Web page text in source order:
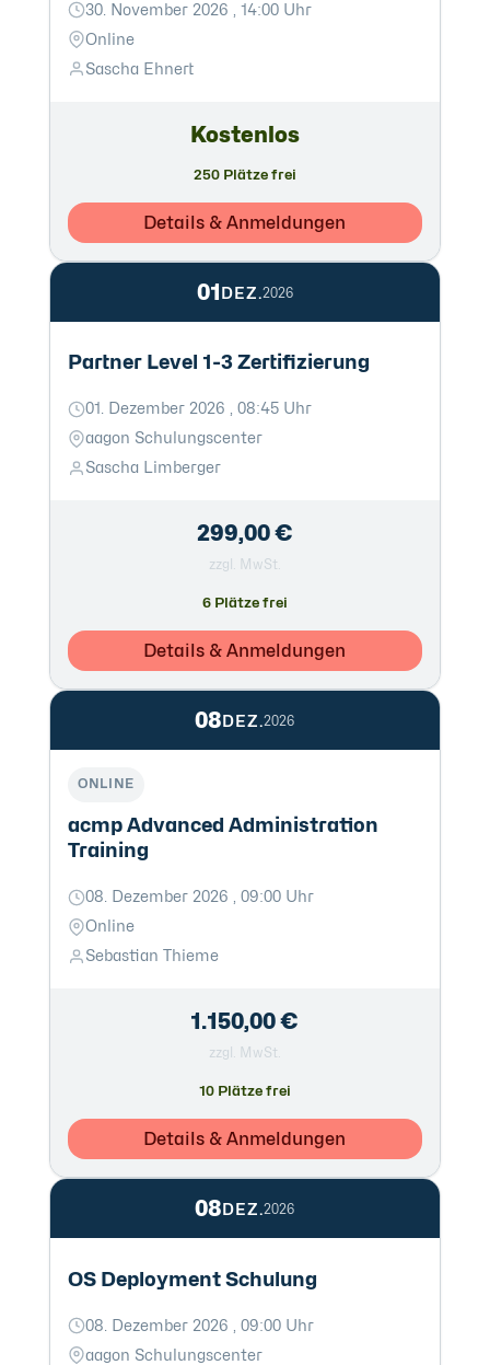
30. November 2026 , 14:00 Uhr
Online
Sascha Ehnert
Kostenlos
250 Plätze frei
Details & Anmeldungen
01 DEZ.2026
Partner Level 1-3 Zertifizierung
01. Dezember 2026 , 08:45 Uhr
aagon Schulungscenter
Sascha Limberger
299,00 €
zzgl. MwSt.
6 Plätze frei
Details & Anmeldungen
08 DEZ.2026
ONLINE
acmp Advanced Administration
Training
08. Dezember 2026 , 09:00 Uhr
Online
Sebastian Thieme
1.150,00 €
zzgl. MwSt.
10 Plätze frei
Details & Anmeldungen
08 DEZ.2026
OS Deployment Schulung
08. Dezember 2026 , 09:00 Uhr
aagon Schulungscenter